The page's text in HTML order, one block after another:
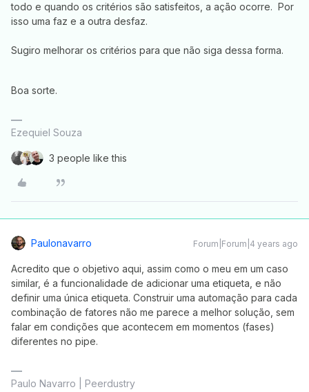
todo e quando os critérios são satisfeitos, a ação ocorre. Por
isso uma faz e a outra desfaz.
Sugiro melhorar os critérios para que não siga dessa forma.
Boa sorte.​​​​​
Ezequiel Souza
3 people like this
Paulonavarro Forum|Forum|4 years ago
Acredito que o objetivo aqui, assim como o meu em um caso
similar, é a funcionalidade de adicionar uma etiqueta, e não
definir uma única etiqueta. Construir uma automação para cada
combinação de fatores não me parece a melhor solução, sem
falar em condições que acontecem em momentos (fases)
diferentes no pipe.
Paulo Navarro | Peerdustry